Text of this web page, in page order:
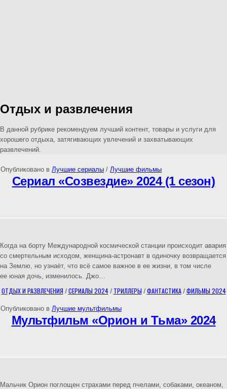
Отдых и развлечения
В данной рубрике рекомендуем лучший контент, товары и услуги для
хорошего отдыха, затягивающих увлечений и захватывающих
развлечений.
Опубликовано в Лучшие сериалы / Лучшие фильмы
Сериал «Созвездие» 2024 (1 сезон)
Когда на борту Международной космической станции происходит авария
со смертельным исходом, женщина-астронавт в одиночку возвращается
на Землю, но узнаёт, что всё самое важное в ее жизни, в том числе
ее юная дочь, изменилось. Джо…
ОТДЫХ И РАЗВЛЕЧЕНИЯ /СЕРИАЛЫ 2024/ ТРИЛЛЕРЫ /ФАНТАСТИКА/ФИЛЬМЫ 2024
Опубликовано в Лучшие мультфильмы
Мультфильм «Орион и Тьма» 2024
Мальчик Орион поглощен страхами перед пчелами, собаками, океаном,